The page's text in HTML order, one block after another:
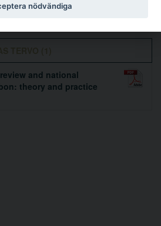
and national
theory and practice
nödvändiga